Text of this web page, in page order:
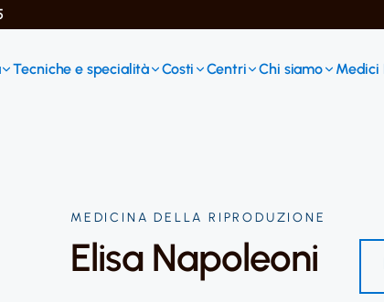
Tecniche e specialità Costi Centri Chi siamo Medici
MEDICINA DELLA RIPRODUZIONE
Elisa Napoleoni